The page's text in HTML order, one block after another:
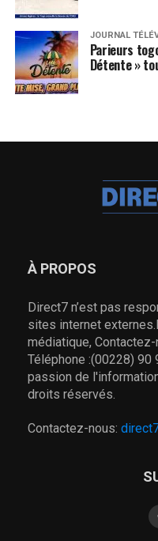
JOURNAL
Parieurs
Détente »
À PROPOS
Direct7 n’est pas
sites internet
médiatique,
Téléphone :(00228)
passion de
droits réservés.
Contactez-nous: